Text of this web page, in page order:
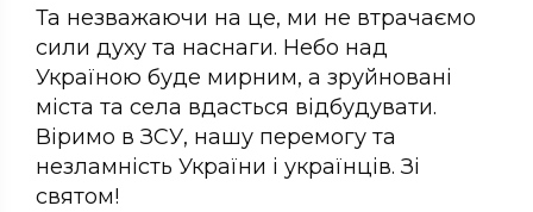
Та незважаючи на це, ми не втрачаємо
сили духу та наснаги. Небо над
Україною буде мирним, а зруйновані
міста та села вдасться відбудувати.
Віримо в ЗСУ, нашу перемогу та
незламність України і українців. Зі
святом!